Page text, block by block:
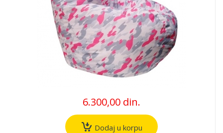
6.300,00 din.
Dodaj u korpu